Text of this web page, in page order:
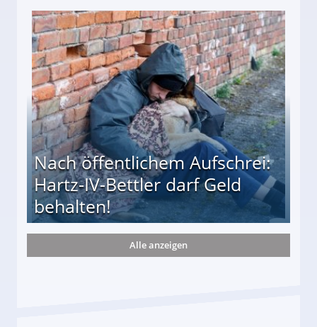
entführten seine Hündin "Hanni"!
Nach öffentlichem Aufschrei:
Hartz-IV-Bettler darf Geld
behalten!
darf Geld behalten!
Alle anzeigen